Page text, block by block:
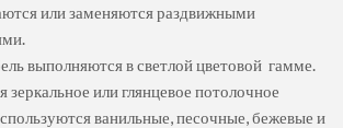
или заменяются раздвижными
выполняются в светлой цветовой гамме.
зеркальное или глянцевое потолочное
ванильные, песочные, бежевые и